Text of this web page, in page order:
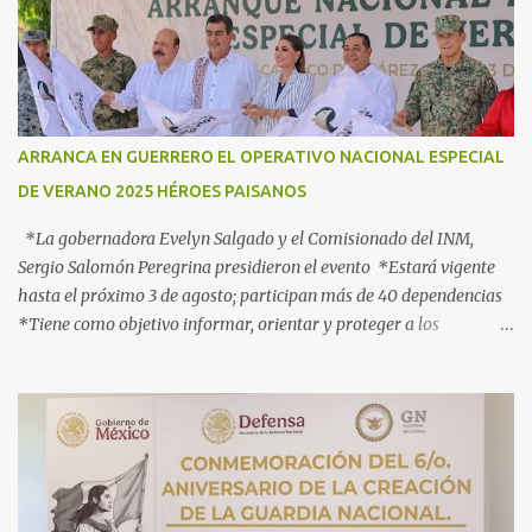
o
s
ARRANCA EN GUERRERO EL OPERATIVO NACIONAL ESPECIAL
DE VERANO 2025 HÉROES PAISANOS
*La gobernadora Evelyn Salgado y el Comisionado del INM,
Sergio Salomón Peregrina presidieron el evento *Estará vigente
hasta el próximo 3 de agosto; participan más de 40 dependencias
*Tiene como objetivo informar, orientar y proteger a los
gobernadora Acapulco, Gro., 3 de julio de 2025.- Con el objetivo de
informar, orientar y proteger durante su ingreso, estancia y
tránsito por el territorio nacional a los migrantes que retornan a
México durante esta temporada de verano, la gobernadora Evelyn
Salgado Pineda y el comisionado del Instituto Nacional de